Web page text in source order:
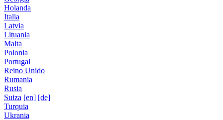
Holanda
Italia
Latvia
Lituania
Malta
Polonia
Portugal
Reino Unido
Rumania
Rusia
Suiza [en] [de]
Turquia
Ukrania